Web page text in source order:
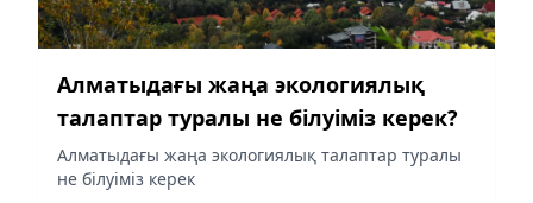
Алматыдағы жаңа экологиялық
талаптар туралы не білуіміз керек?
Алматыдағы жаңа экологиялық талаптар туралы
не білуіміз керек